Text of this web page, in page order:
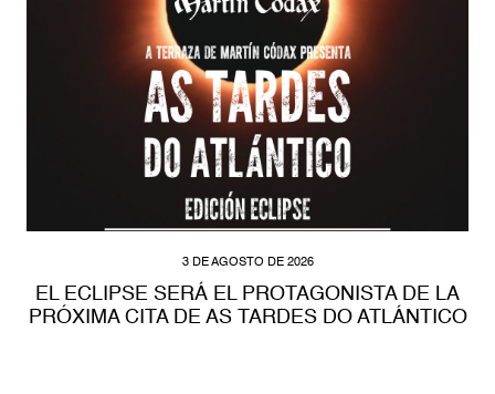
3 DE AGOSTO DE 2026
EL ECLIPSE SERÁ EL PROTAGONISTA DE LA
PRÓXIMA CITA DE AS TARDES DO ATLÁNTICO